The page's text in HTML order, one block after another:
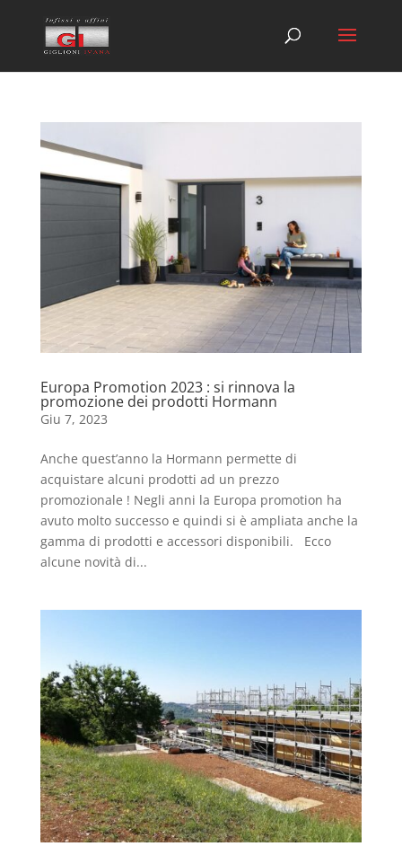
Europa Promotion 2023 : si rinnova la
promozione dei prodotti Hormann
Giu 7, 2023
Anche quest’anno la Hormann permette di
acquistare alcuni prodotti ad un prezzo
promozionale ! Negli anni la Europa promotion ha
avuto molto successo e quindi si è ampliata anche la
gamma di prodotti e accessori disponibili. Ecco
alcune novità di...